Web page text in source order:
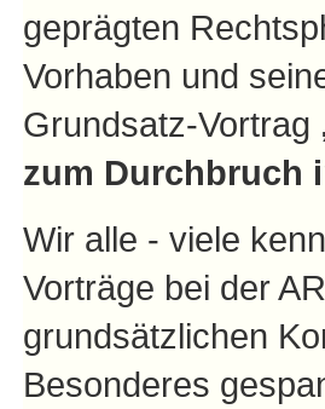
geprägten
Vorhaben und
Grundsatz-Vortrag
zum Durchbruch
Wir alle - viele
Vorträge bei der
grundsätzlichen
Besonderes